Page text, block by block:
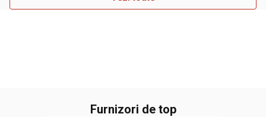
Furnizori de top